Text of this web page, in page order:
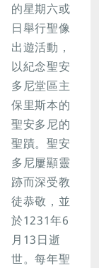
的星期六或
日舉行聖像
出遊活動，
以紀念聖安
多尼堂區主
保里斯本的
聖安多尼的
聖蹟。聖安
多尼屢顯靈
跡而深受教
徒恭敬，並
於1231年6
月13日逝
世。每年聖